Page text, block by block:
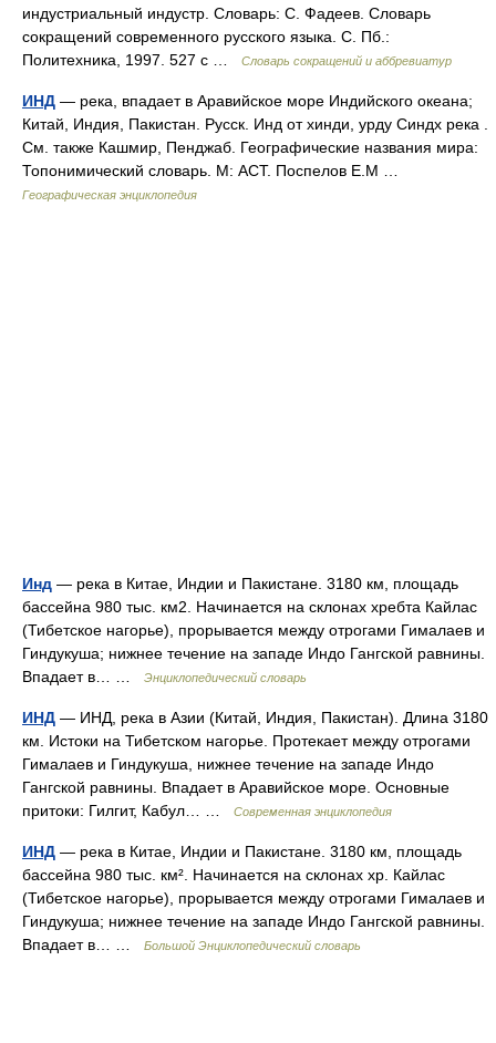
индустриальный индустр. Словарь: С. Фадеев. Словарь
сокращений современного русского языка. С. Пб.:
Политехника, 1997. 527 с …
Словарь сокращений и аббревиатур
ИНД — река, впадает в Аравийское море Индийского океана;
Китай, Индия, Пакистан. Русск. Инд от хинди, урду Синдх река .
См. также Кашмир, Пенджаб. Географические названия мира:
Топонимический словарь. М: АСТ. Поспелов Е.М …
Географическая энциклопедия
Инд — река в Китае, Индии и Пакистане. 3180 км, площадь
бассейна 980 тыс. км2. Начинается на склонах хребта Кайлас
(Тибетское нагорье), прорывается между отрогами Гималаев и
Гиндукуша; нижнее течение на западе Индо Гангской равнины.
Впадает в… …
Энциклопедический словарь
ИНД — ИНД, река в Азии (Китай, Индия, Пакистан). Длина 3180
км. Истоки на Тибетском нагорье. Протекает между отрогами
Гималаев и Гиндукуша, нижнее течение на западе Индо
Гангской равнины. Впадает в Аравийское море. Основные
притоки: Гилгит, Кабул… …
Современная энциклопедия
ИНД — река в Китае, Индии и Пакистане. 3180 км, площадь
бассейна 980 тыс. км². Начинается на склонах хр. Кайлас
(Тибетское нагорье), прорывается между отрогами Гималаев и
Гиндукуша; нижнее течение на западе Индо Гангской равнины.
Впадает в… …
Большой Энциклопедический словарь